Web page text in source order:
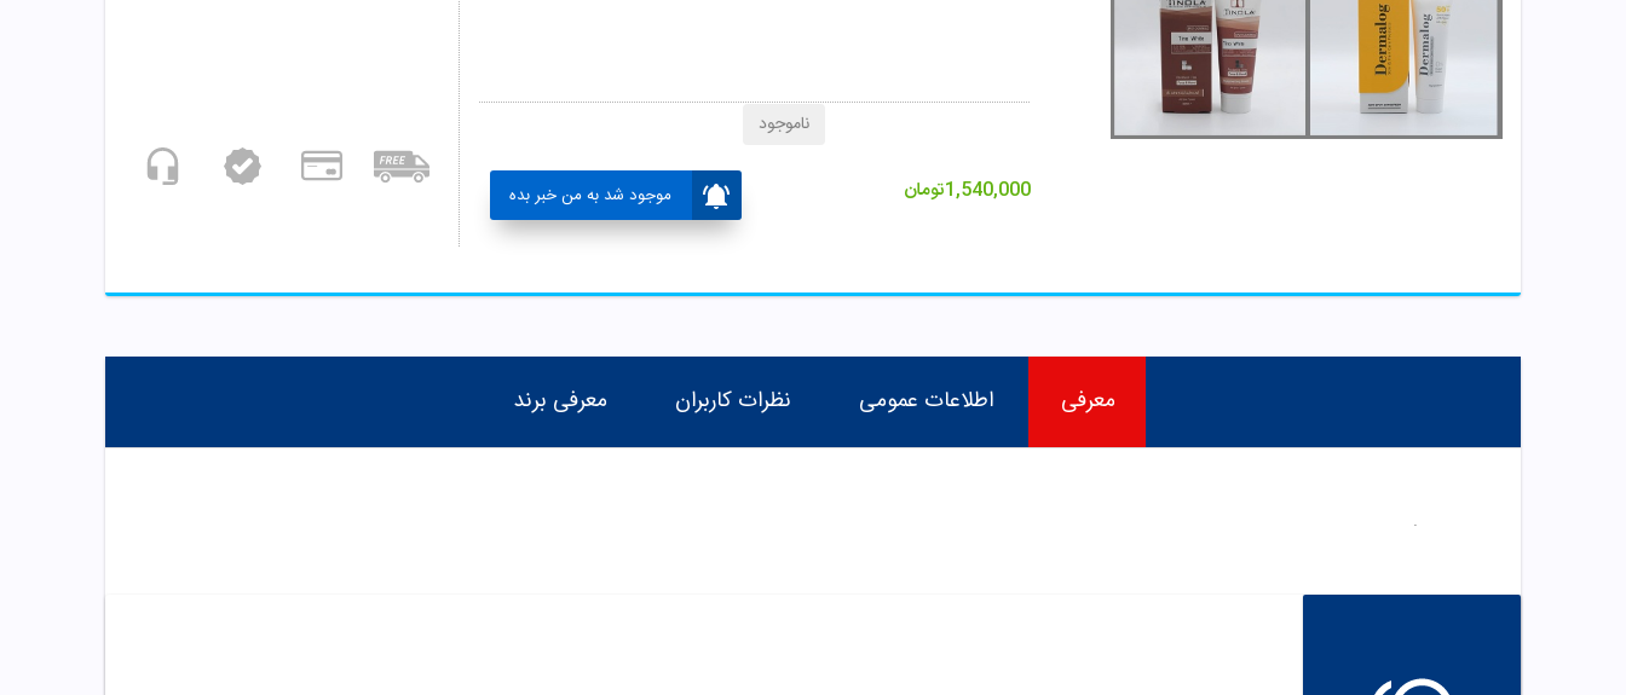
1,540,000تومان موجود شد به من خبر بده
ناموجود
معرفی اطلاعات عمومی نظرات کاربران معرفی برند
.